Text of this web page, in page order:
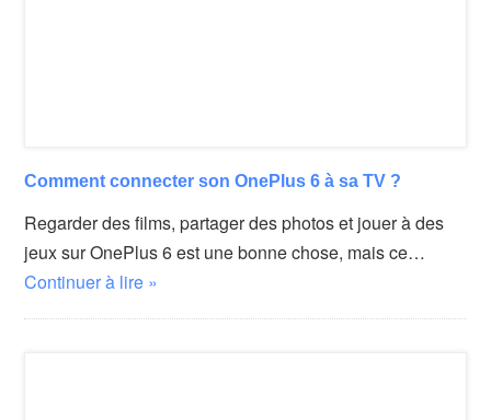
Comment connecter son OnePlus 6 à sa TV ?
Regarder des films, partager des photos et jouer à des
jeux sur OnePlus 6 est une bonne chose, mais ce…
Continuer à lire »